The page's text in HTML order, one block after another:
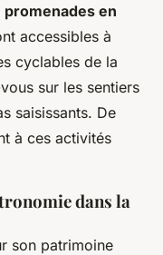
promenades en
accessibles à
cyclables de la
sur les sentiers
saisissants. De
à ces activités
dans la
son patrimoine